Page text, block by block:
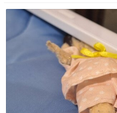
ト
数
数